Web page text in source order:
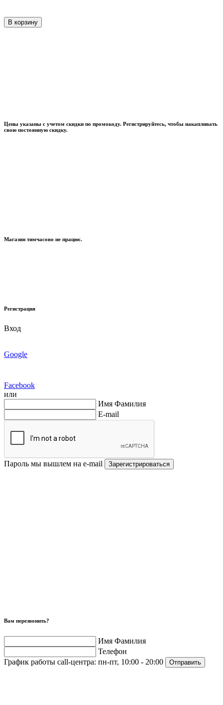
В корзину
Цены указаны с учетом скидки по промокоду. Регистрируйтесь, чтобы накапливать
свою постоянную скидку.
Магазин тимчасово не працює.
Регистрация
Вход
Google
Facebook
или
Имя Фамилия
E-mail
Пароль мы вышлем на e-mail Зарегистрироваться
Вам перезвонить?
Имя Фамилия
Телефон
График работы call-центра: пн-пт, 10:00 - 20:00 Отправить